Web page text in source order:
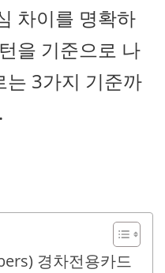
차이를 명확하
을 기준으로 나
는 3가지 기준까
경차전용카드